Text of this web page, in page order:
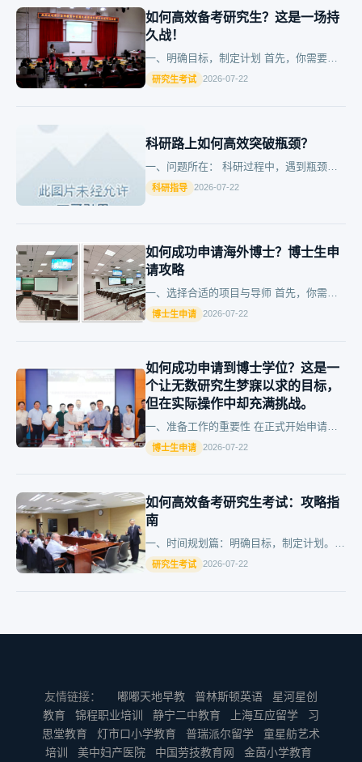
如何高效备考研究生？这是一场持
久战！
一、明确目标，制定计划 首先，你需要清
楚自己的方向。无论是学术还是专业学位，
明确目标是第一步。 然后，根据时间安排
研究生考试 2026-07-22
科研路上如何高效突破瓶颈？
一、问题所在： 科研过程中，遇到瓶颈是
常有的事。从选题到实验设计再到数据分
析，每一个环节都可能成为阻碍。 二、现
科研指导 2026-07-22
如何成功申请海外博士？博士生申
请攻略
一、选择合适的项目与导师 首先，你需要
明确自己的研究方向，并且找到相关领域的
顶级学者担任你的指导老师。这一步骤至关
博士生申请 2026-07-22
如何成功申请到博士学位？这是一
个让无数研究生梦寐以求的目标，
但在实际操作中却充满挑战。
一、准备工作的重要性 在正式开始申请之
前，你需要对目标学校和导师进行充分了
博士生申请 2026-07-22
如何高效备考研究生考试：攻略指
南
一、时间规划篇：明确目标，制定计划。
根据历年考研时间表，提前准备。 分阶段
设置复习任务，确保全面覆盖知识点。
研究生考试 2026-07-22
友情链接： 嘟嘟天地早教 普林斯顿英语
星河星创
教育
锦程职业培训 静宁二中教育 上海互应留学
习
思堂教育
灯市口小学教育 普瑞派尔留学
童星舫艺术
培训
美中妇产医院 中国劳技教育网
金茵小学教育